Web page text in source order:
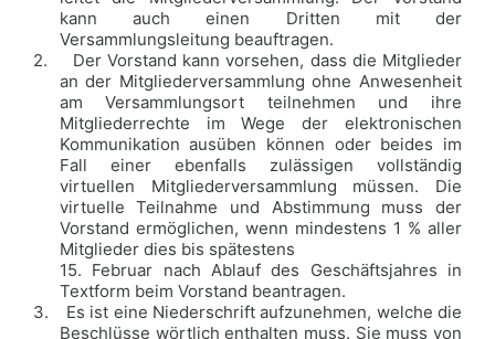
kann auch einen Dritten mit der
Versammlungsleitung beauftragen.
2.
Der Vorstand kann vorsehen, dass die Mitglieder
an der Mitgliederversammlung ohne Anwesenheit
am Versammlungsort teilnehmen und ihre
Mitgliederrechte im Wege der elektronischen
Kommunikation ausüben können oder beides im
Fall einer ebenfalls zulässigen vollständig
virtuellen Mitgliederversammlung müssen. Die
virtuelle Teilnahme und Abstimmung muss der
Vorstand ermöglichen, wenn mindestens 1 % aller
Mitglieder dies bis spätestens
15. Februar nach Ablauf des Geschäftsjahres in
Textform beim Vorstand beantragen.
3.
Es ist eine Niederschrift aufzunehmen, welche die
Beschlüsse wörtlich enthalten muss. Sie muss von